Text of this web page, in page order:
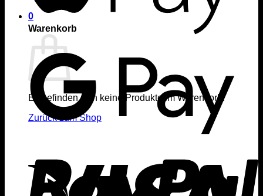
0
Warenkorb
Es befinden sich keine Produkte im Warenkorb.
Zurück zum Shop